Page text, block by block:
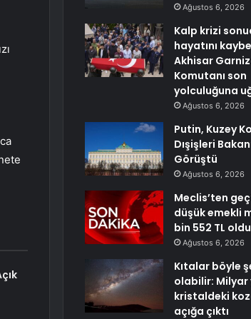
Ağustos 6, 2026
Kalp krizi
hayatını
Akhisar
Komutanı son
yolculuğuna
Ağustos 6, 2026
Putin, Kuzey
Dışişleri
Görüştü
Ağustos 6, 2026
Meclis’ten
düşük emekli
bin 552 TL oldu
Ağustos 6, 2026
Kıtalar böyle
olabilir: Milyar
kristaldeki
açığa çıktı